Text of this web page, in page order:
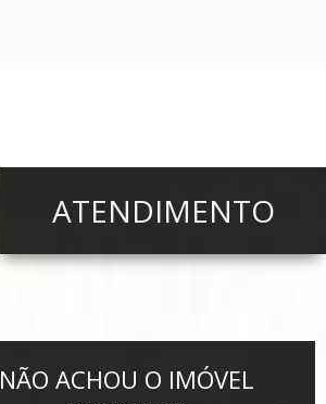
ATENDIMENTO
NÃO ACHOU O IMÓVEL